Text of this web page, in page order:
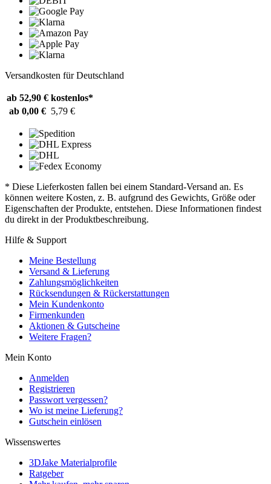
Versandkosten für Deutschland
ab 52,90 € kostenlos*
ab 0,00 € 5,79 €
* Diese Lieferkosten fallen bei einem Standard-Versand an. Es
können weitere Kosten, z. B. aufgrund des Gewichts, Größe oder
Eigenschaften der Produkte, entstehen. Diese Informationen findest
du direkt in der Produktbeschreibung.
Hilfe & Support
Meine Bestellung
Versand & Lieferung
Zahlungsmöglichkeiten
Rücksendungen & Rückerstattungen
Mein Kundenkonto
Firmenkunden
Aktionen & Gutscheine
Weitere Fragen?
Mein Konto
Anmelden
Registrieren
Passwort vergessen?
Wo ist meine Lieferung?
Gutschein einlösen
Wissenswertes
3DJake Materialprofile
Ratgeber